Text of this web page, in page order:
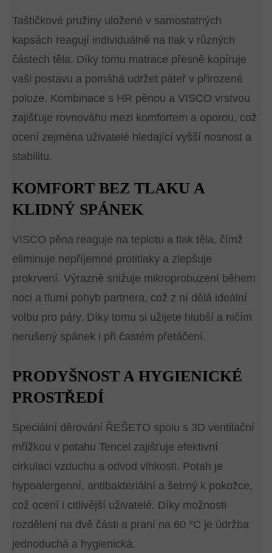
Taštičkové pružiny uložené v samostatných
kapsách reagují individuálně na tlak v různých
částech těla. Díky tomu matrace přesně kopíruje
vaši postavu a pomáhá udržet páteř v přirozené
poloze. Kombinace s HR pěnou a VISCO vrstvou
zajišťuje rovnováhu mezi komfortem a oporou, což
ocení zejména uživatelé hledající vyšší nosnost a
stabilitu.
KOMFORT BEZ TLAKU A
KLIDNÝ SPÁNEK
VISCO pěna reaguje na teplotu a tlak těla, čímž
eliminuje nepříjemné protitlaky a zlepšuje
prokrvení. Výrazně snižuje mikroprobuzení během
noci a tlumí pohyb partnera, což z ní dělá ideální
volbu pro páry. Díky tomu si užijete hlubší a ničím
nerušený spánek i při častém přetáčení.
PRODYŠNOST A HYGIENICKÉ
PROSTŘEDÍ
Speciální děrování ŘEŠETO spolu s 3D ventilační
mřížkou v potahu Tencel zajišťuje efektivní
cirkulaci vzduchu a odvod vlhkosti. Potah je
hypoalergenní, antibakteriální a šetrný k pokožce,
což ocení i citlivější uživatelé. Díky možnosti
rozdělení na dvě části a praní na 60 °C je údržba
jednoduchá a hygienická.